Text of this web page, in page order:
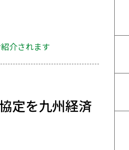
介されます
定を九州経済